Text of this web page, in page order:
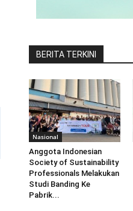
BERITA TERKINI
Nasional
Anggota Indonesian
Society of Sustainability
Professionals Melakukan
Studi Banding Ke
Pabrik...